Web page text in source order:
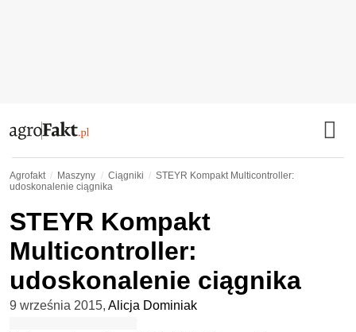
Agrofakt Maszyny Ciągniki
STEYR Kompakt Multicontroller:
udoskonalenie ciągnika
STEYR Kompakt
Multicontroller:
udoskonalenie ciągnika
9 września 2015, Alicja Dominiak